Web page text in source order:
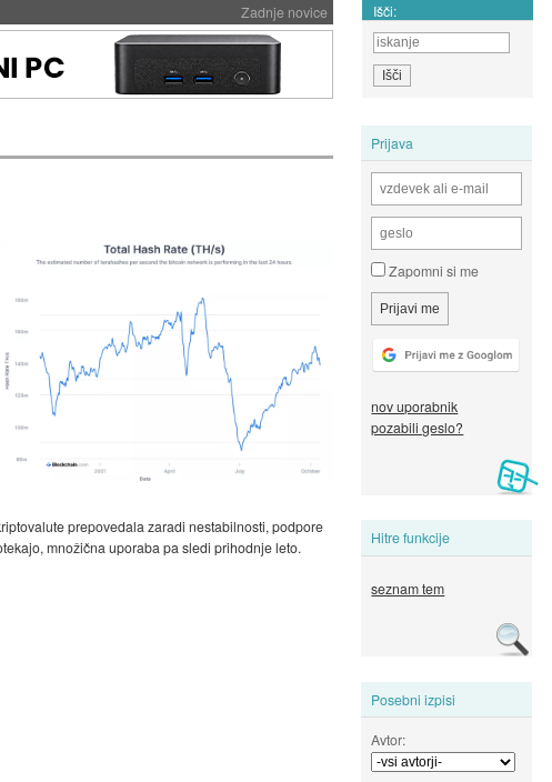
Zadnje novice Išči:
Prijava
Zapomni si me
nov uporabnik
pozabili geslo?
Hitre funkcije
seznam tem
Posebni izpisi
Avtor:
prepovedala zaradi nestabilnosti, podpore
množična uporaba pa sledi prihodnje leto.